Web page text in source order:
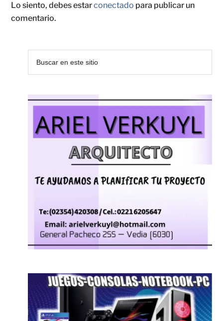
Lo siento, debes estarconectado para publicar un
comentario.